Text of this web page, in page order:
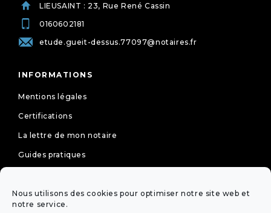
Nous utilisons des cookies pour optimiser notre site web et
notre service.
LIEUSAINT : 23, Rue René Cassin
0160602181
etude.gueit-dessus.77097@notaires.fr
INFORMATIONS
Mentions légales
Certifications
La lettre de mon notaire
Guides pratiques
Politique de cookies (UE)